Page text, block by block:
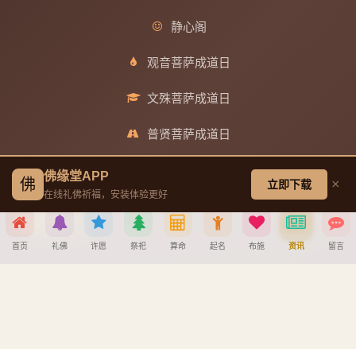
静心阁
观音菩萨成道日
文殊菩萨成道日
普贤菩萨成道日
帮助中心
佛 佛缘堂APP
在线礼佛祈福，安装体验更好
立即下载 ×
首页 礼佛 许愿 祭祀 算命 起名 布施 资讯 留言